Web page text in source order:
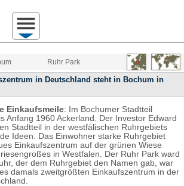
Ruhr Park
in Deutschland steht in Bochum in
Einkaufsmeile: Im Bochumer Stadtteil
Anfang 1960 Ackerland. Der Investor Edward
Stadtteil in der westfälischen Ruhrgebiets
Ideen. Das Einwohner starke Ruhrgebiet
Einkaufszentrum auf der grünen Wiese
in Westfalen. Der Ruhr Park ward
der dem Ruhrgebiet den Namen gab, war
damals zweitgrößten Einkaufszentrum in der